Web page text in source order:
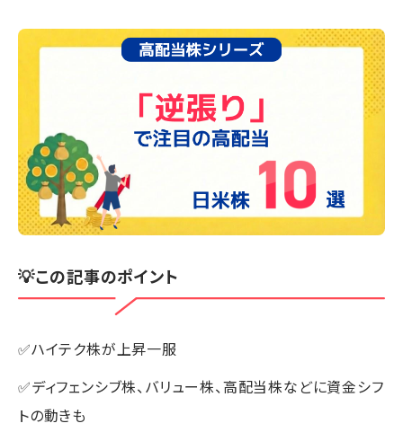
💡この記事のポイント
✅ハイテク株が上昇一服
✅ディフェンシブ株、バリュー株、高配当株などに資金シフ
トの動きも